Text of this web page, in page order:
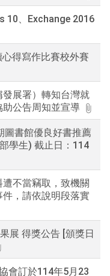
10、Exchange 2016
得寫作比賽校外賽
展署）轉知台灣就
公告周知並宣導
圖書館優良好書推薦
學生) 截止日：114
不當竊取，致機關
，請依說明段落實
展 得獎公告 [頒獎日
會訂於114年5月23